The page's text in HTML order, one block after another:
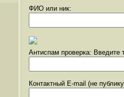
ФИО или ник:
Антиспам проверка: Введите
Контактный E-mail (не